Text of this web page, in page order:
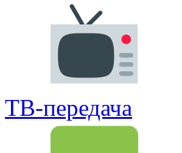
ТВ-передача